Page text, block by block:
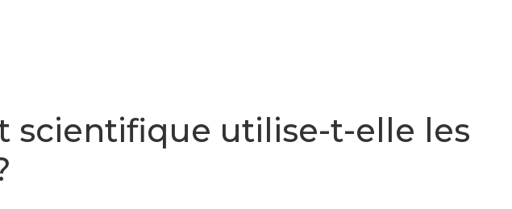
scientifique utilise-t-elle les